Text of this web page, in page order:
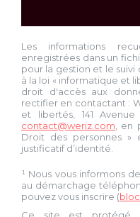
Les informations
enregistrées dans un
pour la gestion et le
à la loi « informatique et
droit d'accès aux
rectifier en contactant :
et libertés, 141
contact@weriz.com ,
Droit des personnes
justificatif d’identité.
¹ Nous vous informons
au démarchage
pouvez vous inscrire (
Ce site est protégé